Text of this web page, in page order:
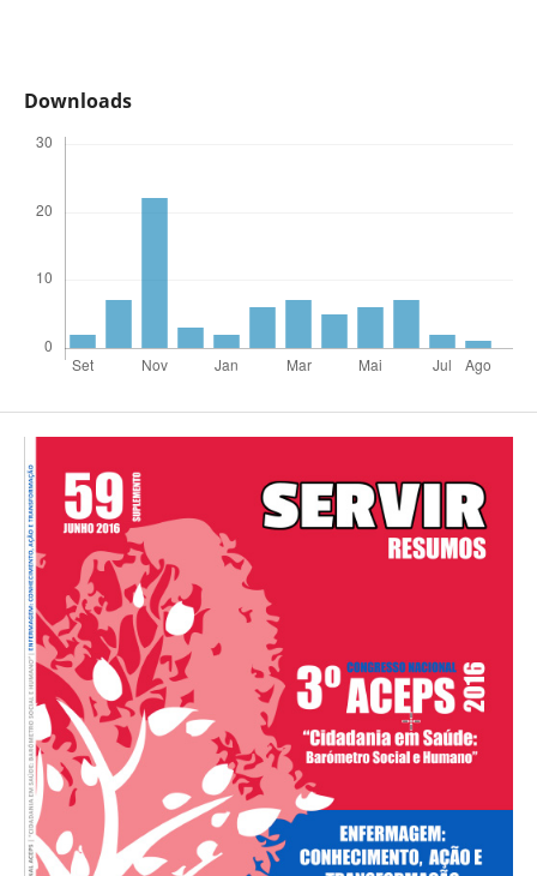
Downloads